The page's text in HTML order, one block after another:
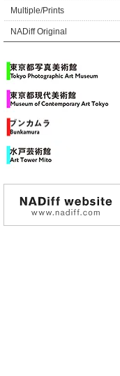
Multiple/Prints
NADiff Original